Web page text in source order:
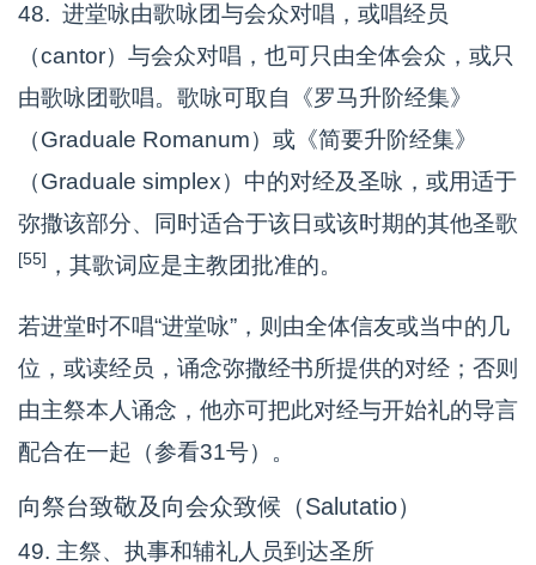
48. 进堂咏由歌咏团与会众对唱，或唱经员
（cantor）与会众对唱，也可只由全体会众，或只
由歌咏团歌唱。歌咏可取自《罗马升阶经集》
（Graduale Romanum）或《简要升阶经集》
（Graduale simplex）中的对经及圣咏，或用适于
弥撒该部分、同时适合于该日或该时期的其他圣歌
[55] ，其歌词应是主教团批准的。
若进堂时不唱“进堂咏”，则由全体信友或当中的几
位，或读经员，诵念弥撒经书所提供的对经；否则
由主祭本人诵念，他亦可把此对经与开始礼的导言
配合在一起（参看31号）。
向祭台致敬及向会众致候（Salutatio）
49. 主祭、执事和辅礼人员到达圣所